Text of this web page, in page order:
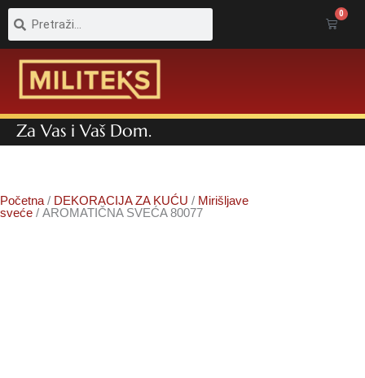
Pretraga 0
Cart
Za Vas i Vaš Dom.
Početna / DEKORACIJA ZA KUĆU / Mirišljave
sveće / AROMATIČNA SVEĆA 80077